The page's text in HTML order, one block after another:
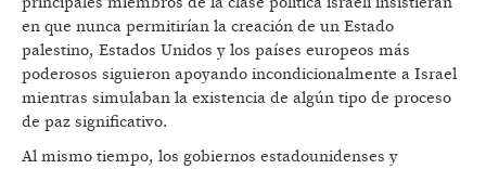
en que nunca permitirían la creación de un Estado
palestino, Estados Unidos y los países europeos más
poderosos siguieron apoyando incondicionalmente a Israel
mientras simulaban la existencia de algún tipo de proceso
de paz significativo.
Al mismo tiempo, los gobiernos estadounidenses y